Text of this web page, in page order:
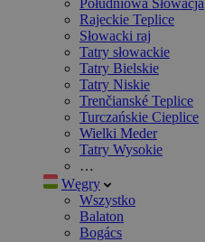
Południowa Słowacja
Rajeckie Teplice
Słowacki raj
Tatry słowackie
Tatry Bielskie
Tatry Niskie
Trenčianské Teplice
Turczańskie Cieplice
Wielki Meder
Tatry Wysokie
…
Węgry
Wszystko
Balaton
Bogács